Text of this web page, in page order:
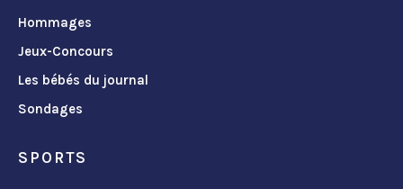
Hommages
Jeux-Concours
Les bébés du journal
Sondages
SPORTS